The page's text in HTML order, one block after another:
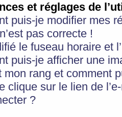
et réglages de
puis-je modifier mes
pas correcte !
le fuseau horaire et
puis-je afficher une
mon rang et comment
clique sur le lien de
?